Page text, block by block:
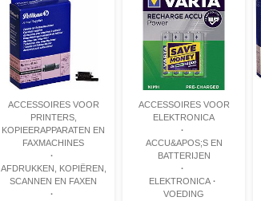
ACCESSOIRES VOOR
PRINTERS,
KOPIEERAPPARATEN EN
FAXMACHINES
AFDRUKKEN, KOPIËREN,
SCANNEN EN FAXEN
ACCESSOIRES VOOR
ELEKTRONICA
ACCU&APOS;S EN
BATTERIJEN
ELEKTRONICA
VOEDING